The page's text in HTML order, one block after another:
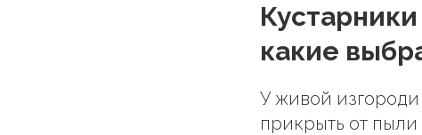
какие
У живой изгороди
прикрыть от пыли